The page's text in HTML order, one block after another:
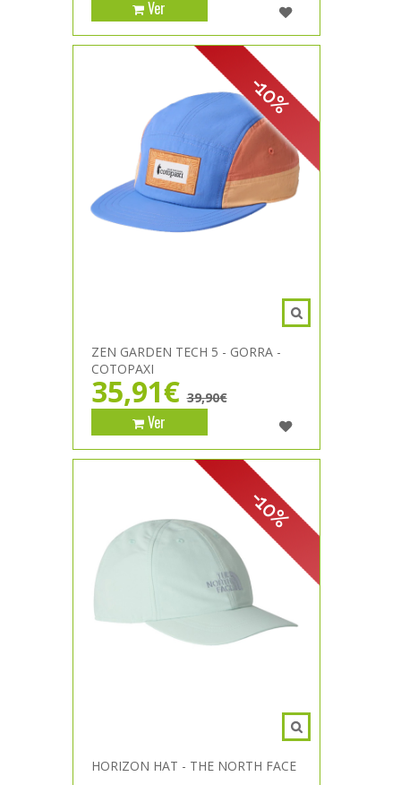
Ver
-10%
ZEN GARDEN TECH 5 - GORRA -
COTOPAXI
35,91€ 39,90€
Ver
-10%
HORIZON HAT - THE NORTH FACE